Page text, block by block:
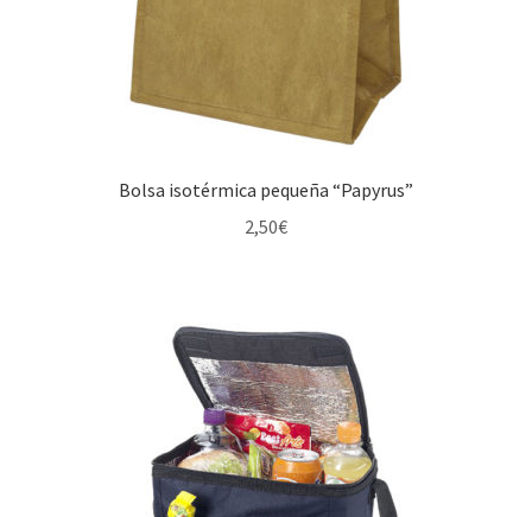
Bolsa isotérmica pequeña “Papyrus”
2,50€